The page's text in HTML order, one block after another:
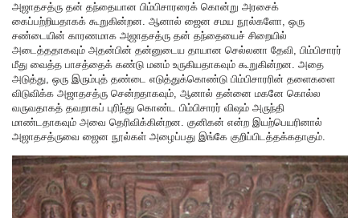
அஜாதசத்ரு தன் தந்தையான பிம்பிசாரரைக் கொன்று அரசைக்
கைப்பற்றியதாகக் கூறுகின்றன. ஆனால் ஜைன சமய நூல்களோ, ஒரு
சண்டையின் காரணமாக அஜாதசத்ரு தன் தந்தையைச் சிறையில்
அடைத்ததாகவும் அதன்பின் தன்னுடைய தாயான செல்லனா தேவி, பிம்பிசாரர்
மீது வைத்த பாசத்தைக் கண்டு மனம் உருகியதாகவும் கூறுகின்றன. அதை
அடுத்து, ஒரு இரும்புத் தண்டை எடுத்துக்கொண்டு பிம்பிசாரரின் தளைகளை
விடுவிக்க அஜாதசத்ரு சென்றதாகவும், ஆனால் தன்னை மகனே கொல்ல
வருவதாகத் தவறாகப் புரிந்து கொண்ட பிம்பிசாரர் விஷம் அருந்தி
மாண்டதாகவும் அவை தெரிவிக்கின்றன. குனிகன் என்ற இயற்பெயரினால்
அஜாதசத்ருவை ஜைன நூல்கள் அழைப்பது இங்கே குறிப்பிடத்தக்கதாகும்.